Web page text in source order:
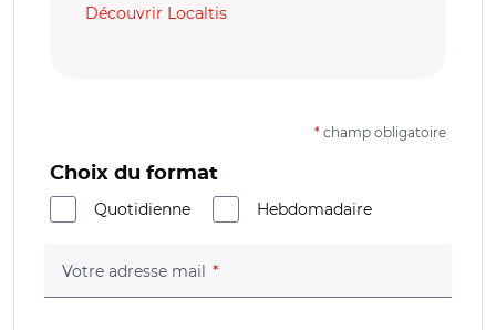
Découvrir Localtis
* champ obligatoire
Choix du format
Quotidienne
Hebdomadaire
Votre adresse mail (champ obligatoire)